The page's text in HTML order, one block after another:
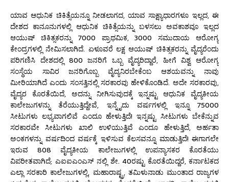
ಯಾವ ಆಧುನಿಕ ಚಿಕಿತ್ಸೆಯನ್ನೂ ನೀಡಲಾಗದ, ಯಾವ ಸಾಕ್ಷ್ಯಾಧಾರಗಳೂ ಇಲ್ಲದ, ಈ
ದೇಶದ ಕಾನೂನುಗಳಲ್ಲಿ ಆಧುನಿಕ ಚಿಕಿತ್ಸೆಯನ್ನು ಬಳಸಲು ಅವಕಾಶವೂ ಇಲ್ಲದ
ಆಯುಷ್ ಚಿಕಿತ್ಸಕರನ್ನು 7000 ಪ್ರಾಥಮಿಕ, 3000 ಸಮುದಾಯ ಆರೋಗ್ಯ
ಕೇಂದ್ರಗಳಲ್ಲಿ ನೇಮಿಸಲಾಗಿದೆ. ಏಳೂವರೆ ಲಕ್ಷ ಆಯುಷ್ ಚಿಕಿತ್ಸಕರನ್ನು ವೈದ್ಯರೆಂದು
ಪರಿಗಣಿಸಿ ದೇಶದಲ್ಲಿ 800 ಜನರಿಗೆ ಒಬ್ಬ ವೈದ್ಯರಿದ್ದಾರೆ, ಹೀಗೆ ವಿಶ್ವ ಆರೋಗ್ಯ
ಸಂಸ್ಥೆಯ ಸಾವಿರ ಜನರಿಗೊಬ್ಬ ವೈದ್ಯನಿರಬೇಕೆಂಬ ಆಶಯವನ್ನು ನಾವು
ಮೀರಿಯಾಗಿದೆ ಎಂದು ಸಂಸತ್ತಿನಲ್ಲಿ ಸರಕಾರವು ಹೇಳಿಕೊಂಡಿದೆ. ಅದೇ ಸರಕಾರವು,
ವೈದ್ಯರ ಕೊರತೆಯಿದೆ, ಅದನ್ನು ನೀಗಿಸುವುದಕ್ಕೆ ಇನ್ನಷ್ಟು ಆಧುನಿಕ ವೈದ್ಯಕೀಯ
ಕಾಲೇಜುಗಳನ್ನು ತೆರೆಯುತ್ತಿದ್ದೇವೆ, ಇನ್ನೈದು ವರ್ಷಗಳಲ್ಲಿ ಇನ್ನೂ 75000
ಸೀಟುಗಳು ಲಭ್ಯವಾಗಲಿವೆ ಎಂದೂ ಹೇಳುತ್ತಿದೆ! ಇನ್ನಷ್ಟು ಸೀಟುಗಳು ಬೇಕೆನ್ನುವ
ಸರಕಾರವೇ ಸೀಟುಗಳು ಖಾಲಿ ಉಳಿಯುತ್ತಿವೆ ಎಂದೂ ಹೇಳುತ್ತಿದೆ, ಅರ್ಹತಾ
ಅಂಕಗಳನ್ನು ವರ್ಷದಿಂದ ವರ್ಷಕ್ಕೆ ಇಳಿಸುವ ಕೆಲಸವನ್ನೂ ಮಾಡುತ್ತಿದೆ! ಈಗಾಗಲೇ
ಇರುವ 808 ವೈದ್ಯಕೀಯ ಕಾಲೇಜುಗಳಲ್ಲಿ ಉಪನ್ಯಾಸಕರ ಕೊರತೆಯು
ವಿಪರೀತವಾಗಿದೆ; ಎಐಐಎಂಎಸ್ ನಲ್ಲಿ ಶೇ. 40ರಷ್ಟು ಕೊರತೆಯಿದ್ದರೆ, ಕರ್ನಾಟಕದ
ಎಲ್ಲಾ ಸರಕಾರಿ ಕಾಲೇಜುಗಳಲ್ಲಿ, ಮಹಾರಾಷ್ಟ್ರ, ತಮಿಳುನಾಡು ಮುಂತಾದ ರಾಜ್ಯಗಳ